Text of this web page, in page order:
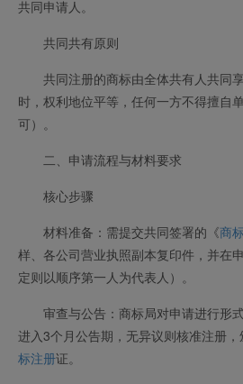
共同申请人。
共同共有原则
共同注册的商标由全体共有人共同
时，权利地位平等，任何一方不得擅自
可）。
二、申请流程与材料要求
核心步骤
材料准备：需提交共同签署的《商
样、各公司营业执照副本复印件，并在
定则以顺序第一人为代表人）。
审查与公告：商标局对申请进行形
进入3个月公告期，无异议则核准注册
标注册证。